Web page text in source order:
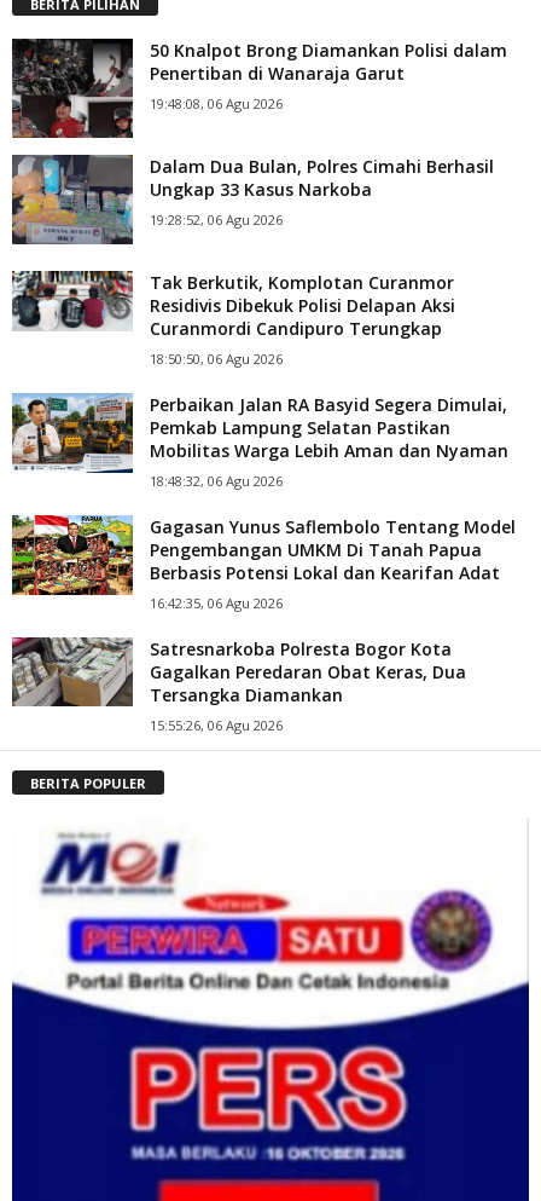
BERITA PILIHAN
50 Knalpot Brong Diamankan Polisi dalam
Penertiban di Wanaraja Garut
19:48:08, 06 Agu 2026
Dalam Dua Bulan, Polres Cimahi Berhasil
Ungkap 33 Kasus Narkoba
19:28:52, 06 Agu 2026
Tak Berkutik, Komplotan Curanmor
Residivis Dibekuk Polisi Delapan Aksi
Curanmordi Candipuro Terungkap
18:50:50, 06 Agu 2026
Perbaikan Jalan RA Basyid Segera Dimulai,
Pemkab Lampung Selatan Pastikan
Mobilitas Warga Lebih Aman dan Nyaman
18:48:32, 06 Agu 2026
Gagasan Yunus Saflembolo Tentang Model
Pengembangan UMKM Di Tanah Papua
Berbasis Potensi Lokal dan Kearifan Adat
16:42:35, 06 Agu 2026
Satresnarkoba Polresta Bogor Kota
Gagalkan Peredaran Obat Keras, Dua
Tersangka Diamankan
15:55:26, 06 Agu 2026
BERITA POPULER